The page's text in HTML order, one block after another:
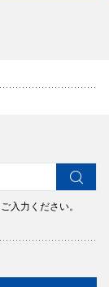
入力ください。